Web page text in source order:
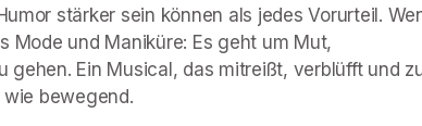
stärker sein können als jedes Vorurteil.
Mode und Maniküre: Es geht um Mut,
gehen. Ein Musical, das mitreißt, verblüfft und
bewegend.